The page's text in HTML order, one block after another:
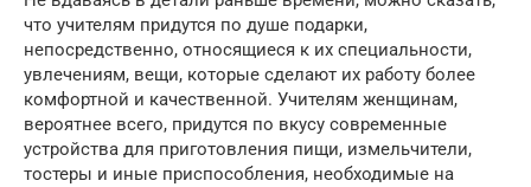
что учителям придутся по душе подарки,
непосредственно, относящиеся к их специальности,
увлечениям, вещи, которые сделают их работу более
комфортной и качественной. Учителям женщинам,
вероятнее всего, придутся по вкусу современные
устройства для приготовления пищи, измельчители,
тостеры и иные приспособления, необходимые на